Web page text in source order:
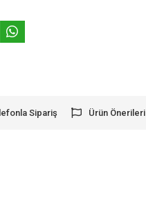
Sipariş Ürün Önerileri